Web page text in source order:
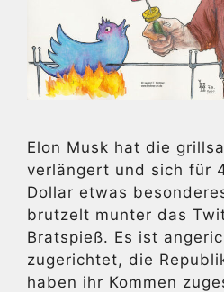
Elon Musk hat die
verlängert und sich für
Dollar etwas
brutzelt munter das
Bratspieß. Es ist
zugerichtet, die
haben ihr Kommen